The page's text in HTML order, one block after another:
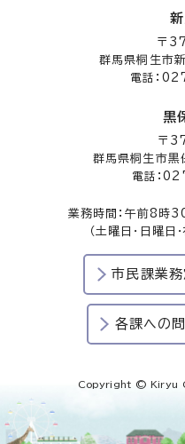
〒
群馬県桐生市
電話：
黒
〒
群馬県桐生市
電話：
業務時間：午前8時
（土曜日・日曜日
市民課業
各課への
Copyright © Kiryu